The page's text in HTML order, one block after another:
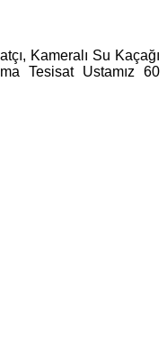
Kameralı Su Kaçağı
Tesisat Ustamız 60